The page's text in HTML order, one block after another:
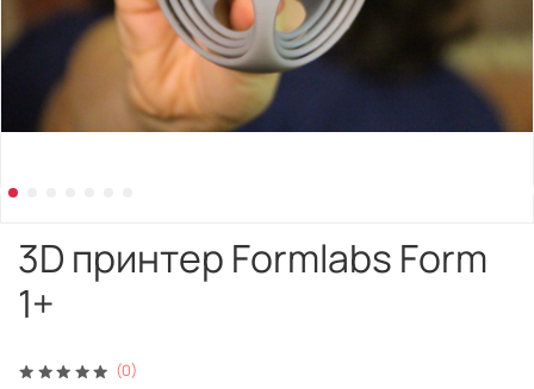
(0)
3D принтер Formlabs Form
1+